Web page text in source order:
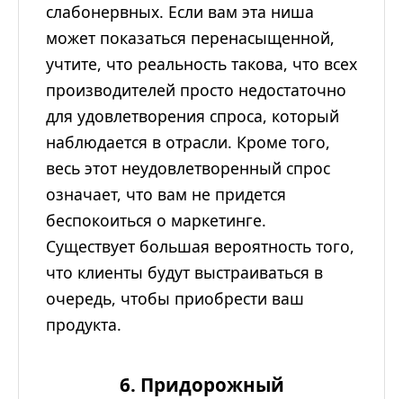
слабонервных. Если вам эта ниша
может показаться перенасыщенной,
учтите, что реальность такова, что всех
производителей просто недостаточно
для удовлетворения спроса, который
наблюдается в отрасли. Кроме того,
весь этот неудовлетворенный спрос
означает, что вам не придется
беспокоиться о маркетинге.
Существует большая вероятность того,
что клиенты будут выстраиваться в
очередь, чтобы приобрести ваш
продукта.
6. Придорожный